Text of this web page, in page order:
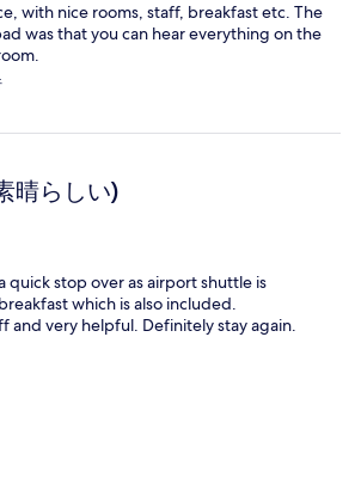
with nice rooms, staff, breakfast etc. The
was that you can hear everything on the
晴らしい)
quick stop over as airport shuttle is
which is also included.
and very helpful. Definitely stay again.